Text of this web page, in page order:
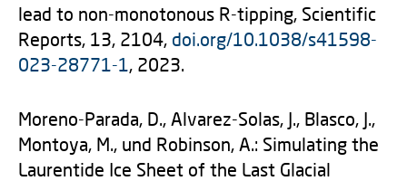
lead to non-monotonous R-tipping, Scientific
Reports, 13, 2104, doi.org/10.1038/s41598-
023-28771-1, 2023.
Moreno-Parada, D., Alvarez-Solas, J., Blasco, J.,
Montoya, M., und Robinson, A.: Simulating the
Laurentide Ice Sheet of the Last Glacial